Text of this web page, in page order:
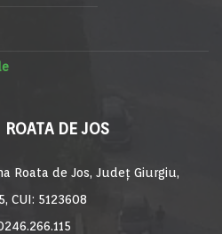
DE JOS
Roata de Jos, Județ Giurgiu,
CUI: 5123608